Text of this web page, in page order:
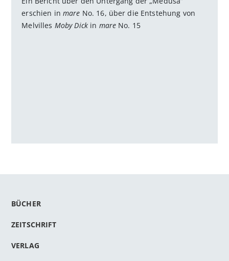
erschien in mare No. 16, über die Entstehung von
Melvilles Moby Dickin mare No. 15
BÜCHER
ZEITSCHRIFT
VERLAG